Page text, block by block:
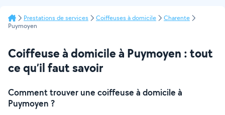
Prestations de services Coiffeuses à domicile
Charente
Puymoyen
Coiffeuse à domicile à Puymoyen : tout
ce qu’il faut savoir
Comment trouver une coiffeuse à domicile à
Puymoyen ?